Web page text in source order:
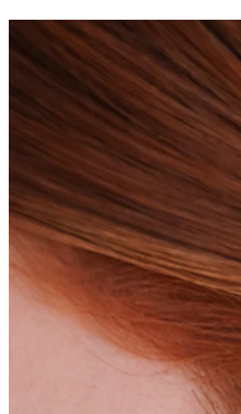
Bodymod Essentials
Köp 4, betala för 3
Shoppa efter typ
Typ av smycke